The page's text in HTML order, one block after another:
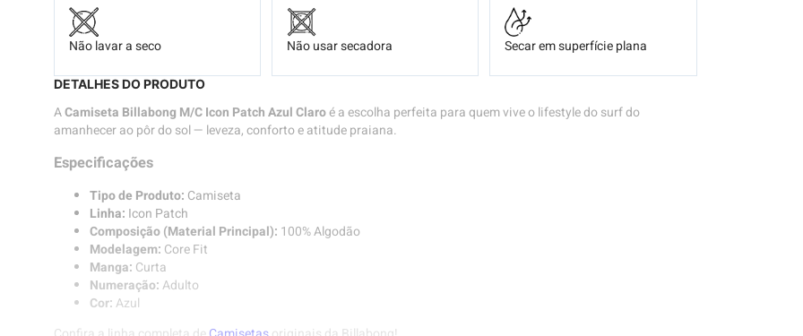
Não lavar a seco Não usar secadora Secar em superfície plana
DETALHES DO PRODUTO
ACamiseta Billabong M/C Icon Patch Azul Claroé a escolha perfeita para quem vive o lifestyle do surf do
amanhecer ao pôr do sol — leveza, conforto e atitude praiana.
Especificações
Tipo de Produto: Camiseta
Linha: Icon Patch
Composição (Material Principal): 100% Algodão
Modelagem: Core Fit
Manga: Curta
Numeração:Adulto
Cor:Azul